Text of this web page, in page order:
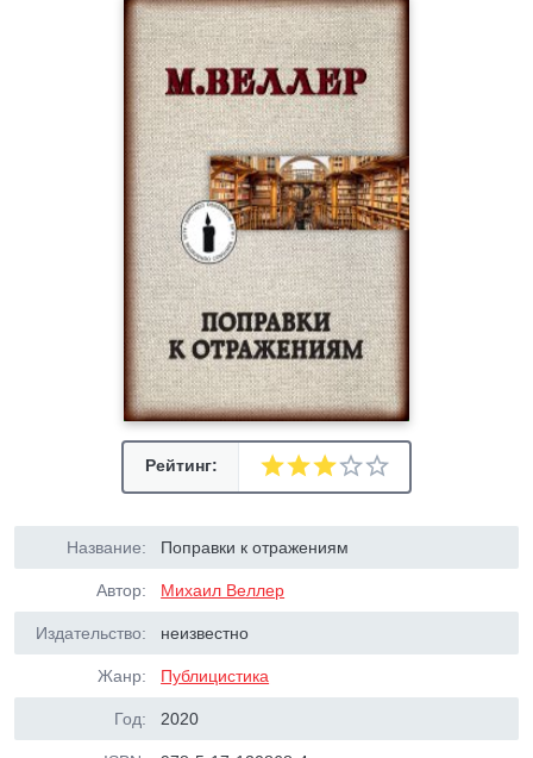
Рейтинг:
Название: Поправки к отражениям
Автор: Михаил Веллер
Издательство: неизвестно
Жанр: Публицистика
Год: 2020